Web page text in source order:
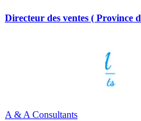
Directeur des ventes ( Province
A & A Consultants